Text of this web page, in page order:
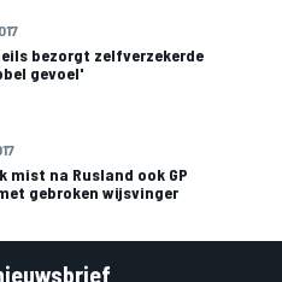
bezorgt zelfverzekerde
gevoel'
mist na Rusland ook GP
gebroken wijsvinger